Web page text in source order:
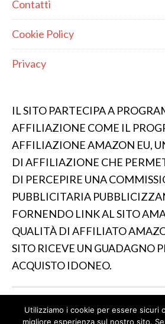
Contatti
Cookie Policy
Privacy
IL SITO PARTECIPA A
AFFILIAZIONE COME IL
AFFILIAZIONE AMAZON EU,
DI AFFILIAZIONE CHE
DI PERCEPIRE UNA
PUBBLICITARIA
FORNENDO LINK AL SITO
QUALITÀ DI AFFILIATO
SITO RICEVE UN GUADAGNO
ACQUISTO IDONEO.
IL SITO PARTECIPA A
Utilizziamo i cookie per essere sicuri
migliore esperienza sul nostro sito.